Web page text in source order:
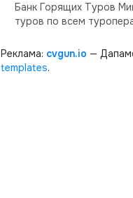
Банк Горящих Туров
туров по всем
Реклама: cvgun.io —
templates.